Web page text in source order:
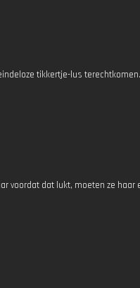
tikkertje-lus terechtkomen.
voordat dat lukt, moeten ze